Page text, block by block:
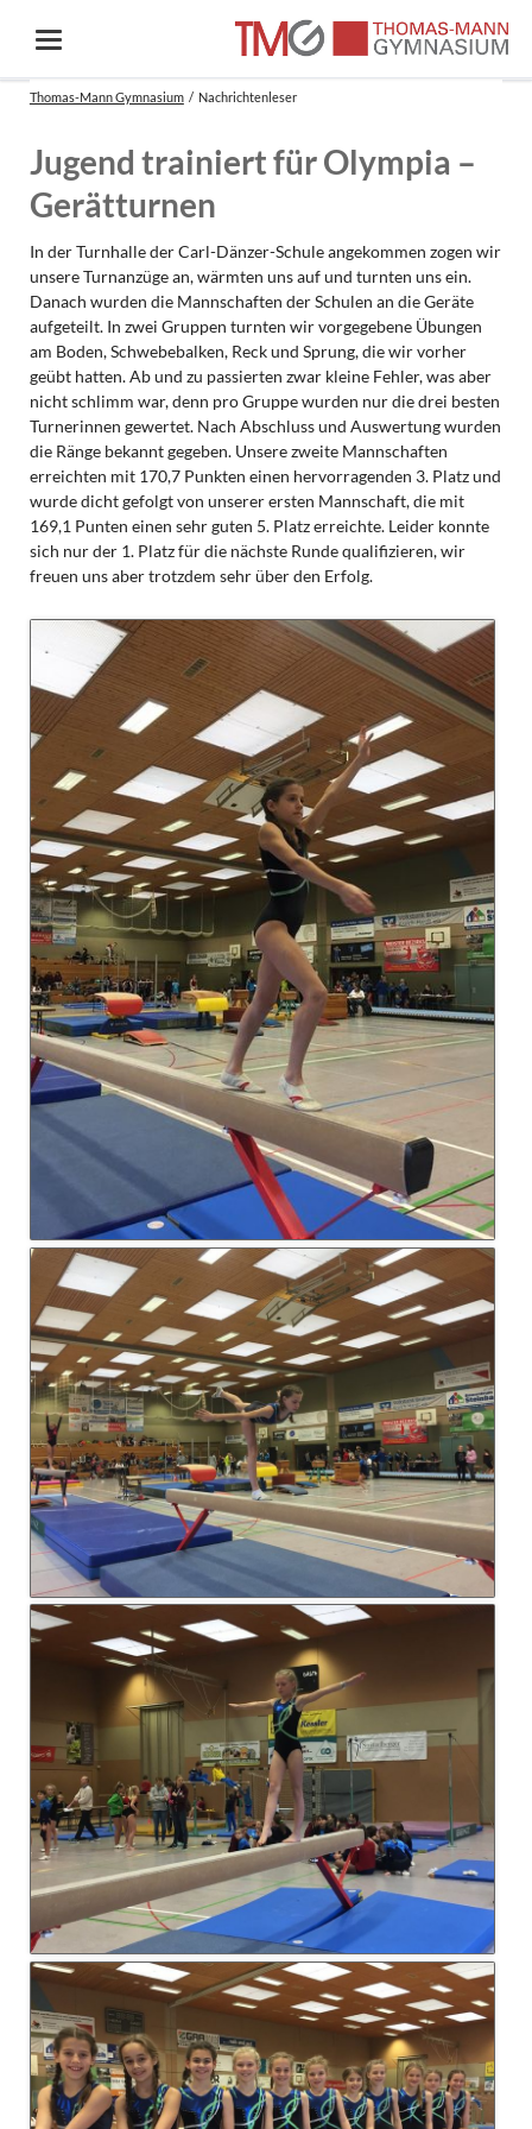
Thomas-Mann Gymnasium Nachrichtenleser
Jugend trainiert für Olympia –
Gerätturnen
In der Turnhalle der Carl-Dänzer-Schule angekommen zogen wir
unsere Turnanzüge an, wärmten uns auf und turnten uns ein.
Danach wurden die Mannschaften der Schulen an die Geräte
aufgeteilt. In zwei Gruppen turnten wir vorgegebene Übungen
am Boden, Schwebebalken, Reck und Sprung, die wir vorher
geübt hatten. Ab und zu passierten zwar kleine Fehler, was aber
nicht schlimm war, denn pro Gruppe wurden nur die drei besten
Turnerinnen gewertet. Nach Abschluss und Auswertung wurden
die Ränge bekannt gegeben. Unsere zweite Mannschaften
erreichten mit 170,7 Punkten einen hervorragenden 3. Platz und
wurde dicht gefolgt von unserer ersten Mannschaft, die mit
169,1 Punten einen sehr guten 5. Platz erreichte. Leider konnte
sich nur der 1. Platz für die nächste Runde qualifizieren, wir
freuen uns aber trotzdem sehr über den Erfolg.